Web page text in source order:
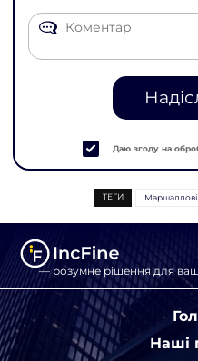
Даю згоду на
ТЕГИ Маршаллові
— розумне рішення для
Наші